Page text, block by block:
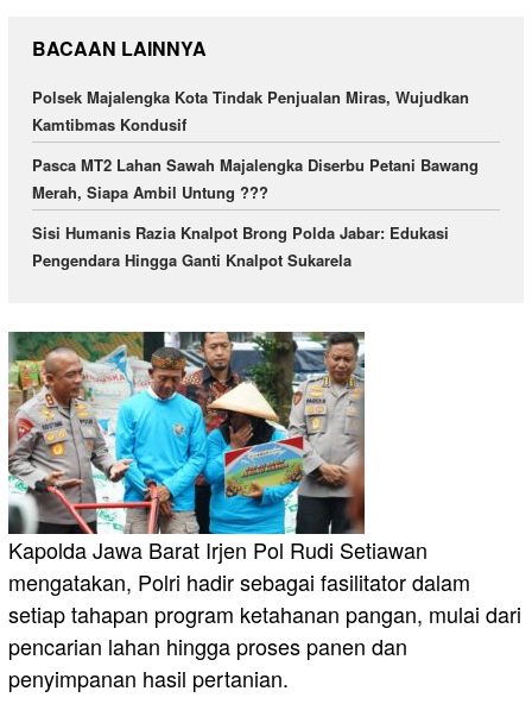
BACAAN LAINNYA
Polsek Majalengka Kota Tindak Penjualan Miras, Wujudkan
Kamtibmas Kondusif
Pasca MT2 Lahan Sawah Majalengka Diserbu Petani Bawang
Merah, Siapa Ambil Untung ???
Sisi Humanis Razia Knalpot Brong Polda Jabar: Edukasi
Pengendara Hingga Ganti Knalpot Sukarela
Kapolda Jawa Barat Irjen Pol Rudi Setiawan
mengatakan, Polri hadir sebagai fasilitator dalam
setiap tahapan program ketahanan pangan, mulai dari
pencarian lahan hingga proses panen dan
penyimpanan hasil pertanian.